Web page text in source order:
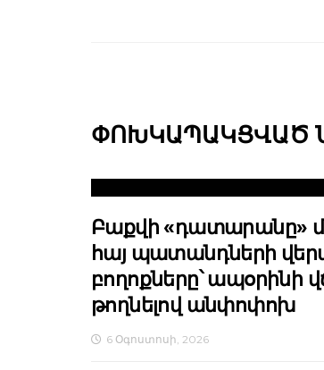
ՓՈԽԿԱՊԱԿՑՎԱԾ
Բաքվի «դատարանը»
հայ պատանդների
բողոքները՝ ապօրինի
թողնելով անփոփոխ
6 Օգոստոսի, 2026